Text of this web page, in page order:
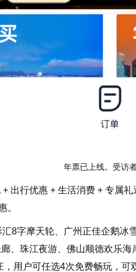
年票已上线。受访
行优惠 + 生活消费 + 专属
。
摩天轮、广州正佳企鹅冰
、珠江夜游、佛山顺德欢乐
用户可任选4次免费畅玩，